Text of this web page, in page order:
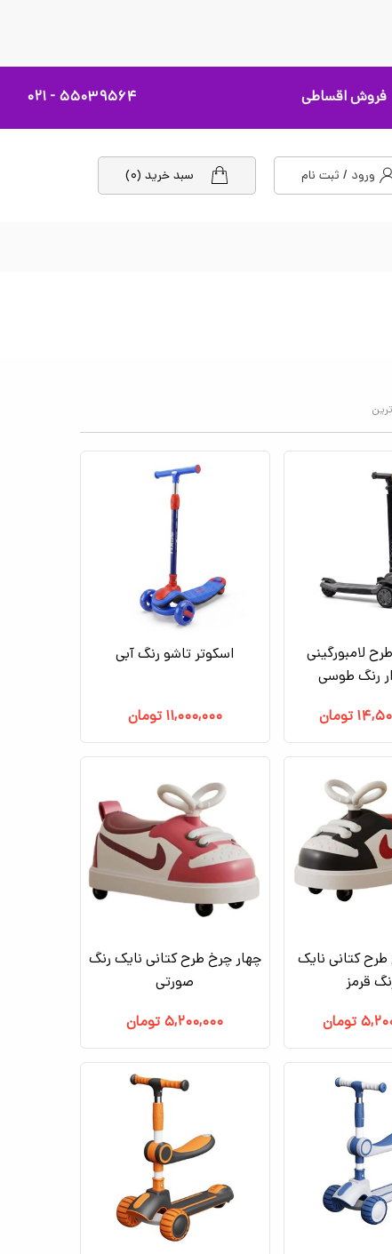
فروش اقساطی ۵۵۰۳۹۵۶۴ - ۰۲۱
ورود / ثبت نام سبد خرید (۰)
لامبورگینی
رنگ طوسی
تومان
اسکوتر تاشو رنگ آبی
۱۱,۰۰۰,۰۰۰ تومان
کتانی نایک
قرمز
تومان
چهار چرخ طرح کتانی نایک رنگ
صورتی
۵,۲۰۰,۰۰۰تومان